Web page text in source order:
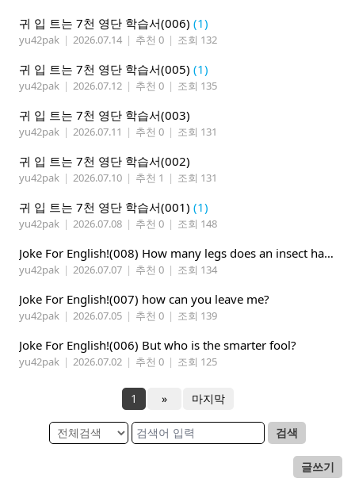
귀 입 트는 7천 영단 학습서(006) (1)
yu42pak | 2026.07.14 | 추천 0 | 조회 132
귀 입 트는 7천 영단 학습서(005) (1)
yu42pak | 2026.07.12 | 추천 0 | 조회 135
귀 입 트는 7천 영단 학습서(003)
yu42pak | 2026.07.11 | 추천 0 | 조회 131
귀 입 트는 7천 영단 학습서(002)
yu42pak | 2026.07.10 | 추천 1 | 조회 131
귀 입 트는 7천 영단 학습서(001) (1)
yu42pak | 2026.07.08 | 추천 0 | 조회 148
Joke For English!(008) How many legs does an insect have?
yu42pak | 2026.07.07 | 추천 0 | 조회 134
Joke For English!(007) how can you leave me?
yu42pak | 2026.07.05 | 추천 0 | 조회 139
Joke For English!(006) But who is the smarter fool?
yu42pak | 2026.07.02 | 추천 0 | 조회 125
1 » 마지막
검색
글쓰기